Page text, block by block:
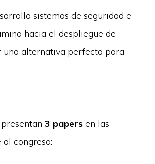
sistemas de seguridad e
hacia el despliegue de
una alternativa perfecta para
3 papersen las
congreso: